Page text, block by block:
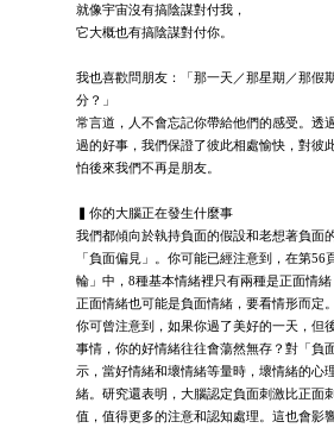
就像宇宙沒有搞陰謀對付我，
它大概也有搞陰謀對付你。
我也喜歡問朋友：「那一天／那星期／那假
分？」
常言道，人不會忘記你帶給他們的感受。透
過的好事，我們保證了彼此相處愉快，對
怕後來我們不再是朋友。
▍你的大腦正在發生什麼事
我們都傾向於執持負面的假設和老想著負面
「負面偏見」。你可能已經注意到，在第56
輪」中，8種基本情緒裡只有兩種是正面情
正面情緒也可能是負面情緒，要看情形而定。
你可曾注意到，如果你過了美好的一天，但
事情，你的好情緒往往會蕩然無存？對「負
示，當好情緒和壞情緒等量時，壞情緒的心
緒。研究還表明，大腦認定負面刺激比正面
值，值得更多的注意和認知處理。這也會影